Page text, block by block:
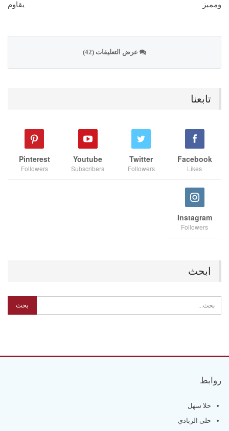
ومميز
يقاوم
عرض التعليقات (42)
تابعنا
Facebook
Likes
Twitter
Followers
Youtube
Subscribers
Pinterest
Followers
Instagram
Followers
ابحث
روابط
حلا سهل
حلى الزبادي